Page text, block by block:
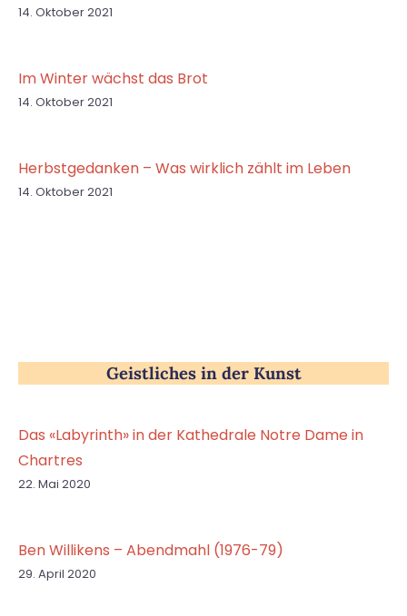
14. Oktober 2021
Im Winter wächst das Brot
14. Oktober 2021
Herbstgedanken – Was wirklich zählt im Leben
14. Oktober 2021
Geistliches in der Kunst
Das «Labyrinth» in der Kathedrale Notre Dame in
Chartres
22. Mai 2020
Ben Willikens – Abendmahl (1976-79)
29. April 2020